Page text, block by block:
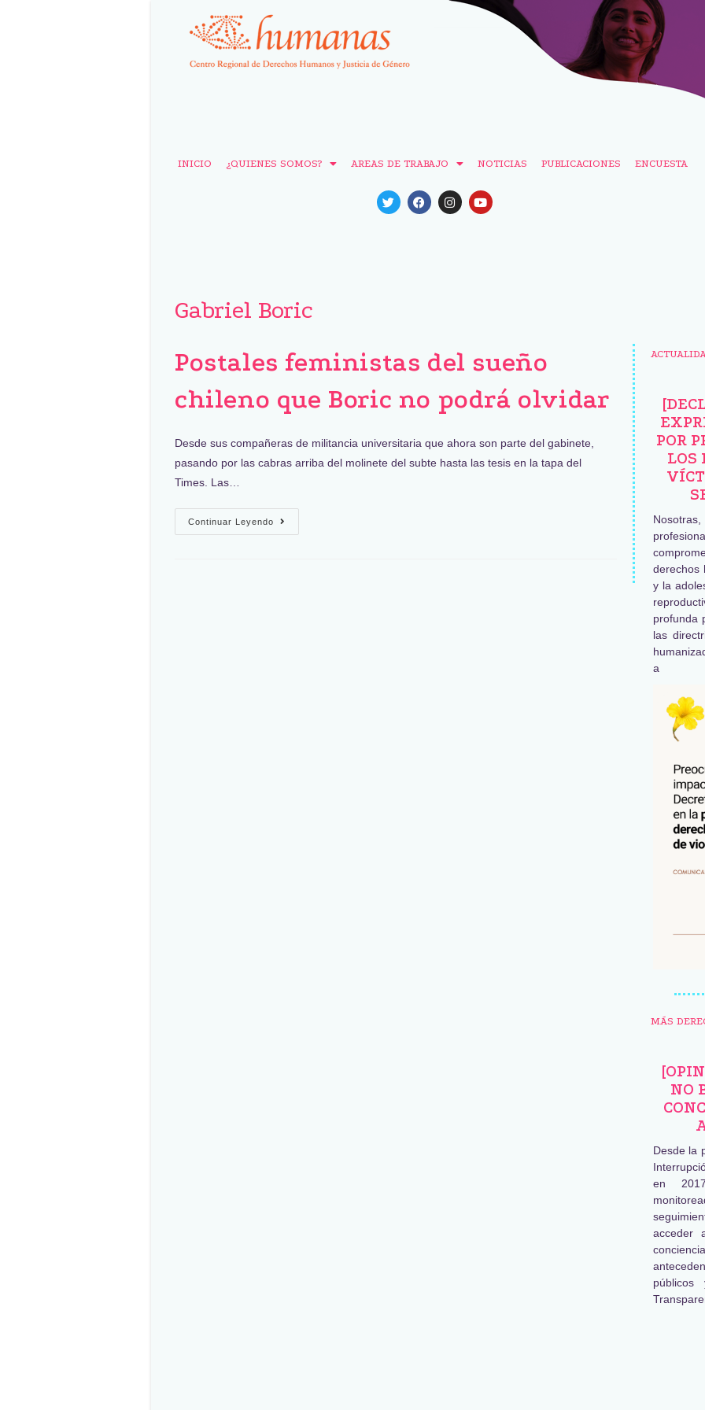
INICIO ¿QUIENES SOMOS? AREAS DE TRABAJO NOTICIAS PUBLICACIONES ENCUESTA
Gabriel Boric
Postales feministas del sueño
chileno que Boric no podrá olvidar
Desde sus compañeras de militancia universitaria que ahora son parte del gabinete,
pasando por las cabras arriba del molinete del subte hasta las tesis en la tapa del
Times. Las…
Continuar Leyendo
POR
LOS
derechos
y la
profunda
las
a
MÁS
NO
Desde la
en
acceder